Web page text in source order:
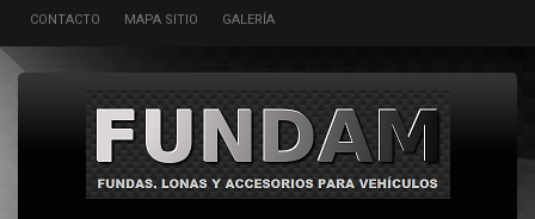
CONTACTO MAPA SITIO GALERÍA